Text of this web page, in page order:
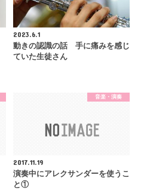
2023.6.1
動きの認識の話 手に痛みを感じ
ていた生徒さん
音楽・演奏
2017.11.19
演奏中にアレクサンダーを使うこ
と①